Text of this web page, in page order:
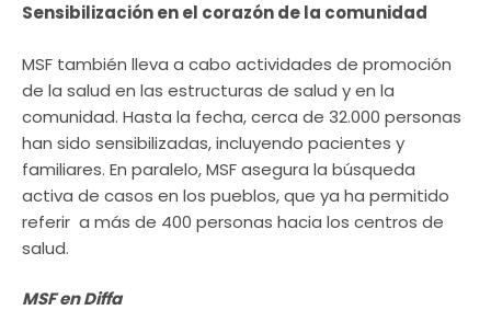
Sensibilización en el corazón de la comunidad
MSF también lleva a cabo actividades de promoción
de la salud en las estructuras de salud y en la
comunidad. Hasta la fecha, cerca de 32.000 personas
han sido sensibilizadas, incluyendo pacientes y
familiares. En paralelo, MSF asegura la búsqueda
activa de casos en los pueblos, que ya ha permitido
referir a más de 400 personas hacia los centros de
salud.
MSF en Diffa